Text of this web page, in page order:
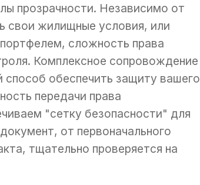
прозрачности. Независимо от
свои жилищные условия, или
сложность права
Комплексное сопровождение
обеспечить защиту вашего
передачи права
"сетку безопасности" для
от первоначального
тщательно проверяется на